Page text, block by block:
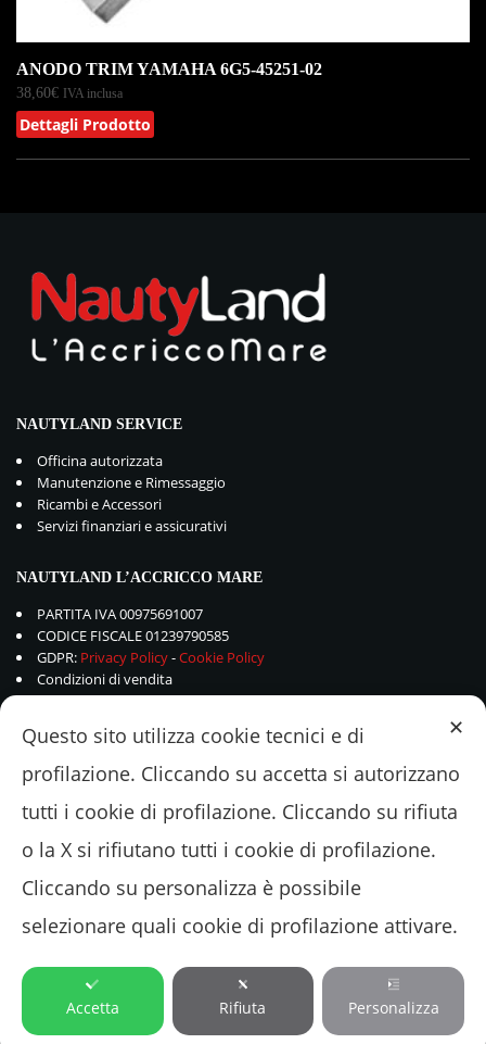
ANODO TRIM YAMAHA 6G5-45251-02
38,60€ IVA inclusa
Dettagli Prodotto
NAUTYLAND SERVICE
Officina autorizzata
Manutenzione e Rimessaggio
Ricambi e Accessori
Servizi finanziari e assicurativi
NAUTYLAND L’ACCRICCO MARE
PARTITA IVA 00975691007
CODICE FISCALE 01239790585
GDPR: Privacy Policy-Cookie Policy
Condizioni di vendita
00042 Lavinio-Anzio (ROMA) Tel.+39.06.9821048
✕
Questo sito utilizza cookie tecnici e di
profilazione. Cliccando su accetta si autorizzano
tutti i cookie di profilazione. Cliccando su rifiuta
o la X si rifiutano tutti i cookie di profilazione.
Cliccando su personalizza è possibile
selezionare quali cookie di profilazione attivare.
Accetta Rifiuta Personalizza